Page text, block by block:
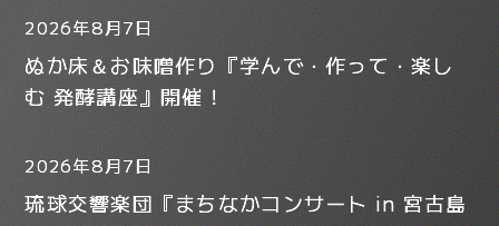
2026年8月7日
ぬか床＆お味噌作り『学んで・作って・楽し
む 発酵講座』開催！
2026年8月7日
琉球交響楽団『まちなかコンサート in 宮古島